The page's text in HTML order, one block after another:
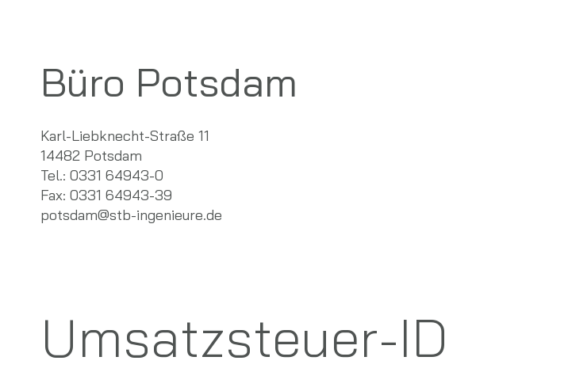
Büro Potsdam
Karl-Liebknecht-Straße 11
14482 Potsdam
Tel.: 0331 64943-0
Fax: 0331 64943-39
potsdam@stb-ingenieure.de
Umsatzsteuer-ID